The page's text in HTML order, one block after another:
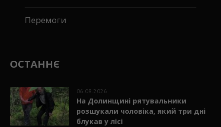
Перемоги
ОСТАННЄ
06.08.2026
На Долинщині рятувальники
розшукали чоловіка, який три дні
блукав у лісі